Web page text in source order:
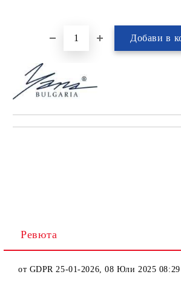
Ревюта
от GDPR 25-01-2026,08 Юли 2025 08:29